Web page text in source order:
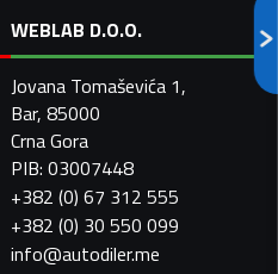
WEBLAB D.O.O.
Jovana Tomaševića 1,
Bar, 85000
Crna Gora
PIB: 03007448
+382 (0) 67 312 555
+382 (0) 30 550 099
info@autodiler.me